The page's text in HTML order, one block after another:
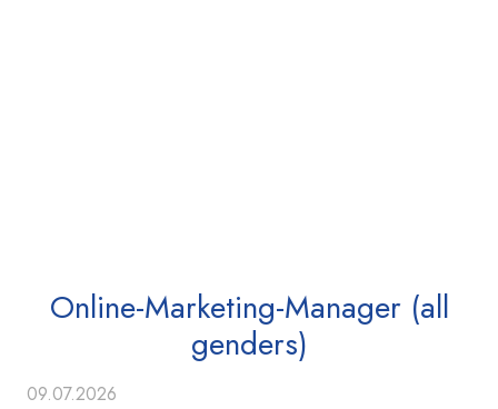
Online-Marketing-Manager (all
genders)
09.07.2026